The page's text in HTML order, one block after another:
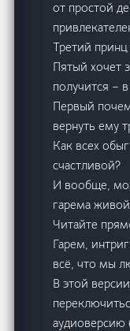
от простой
Третий принц
Пятый хочет
получится –
Первый
вернуть ему
Как всех
счастливой?
И вообще,
гарема
Читайте
Гарем,
всё, что мы
В этой
аудиоверсию